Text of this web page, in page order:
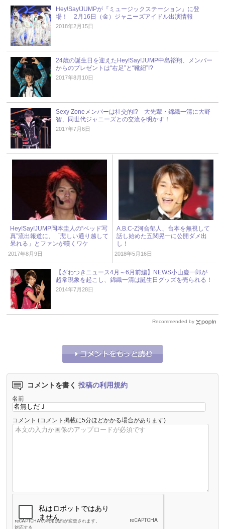
Hey!Say!JUMPが『ミュージックステーション』に登
場！ 2月16日（金）ジャニーズアイドル出演情報
2018年2月15日
24歳の誕生日を迎えたHey!Say!JUMP中島裕翔、メンバー
からのプレゼントは“右足”と“靴紐”!?
2017年8月10日
Sexy Zoneメンバーは社交的!? 大先輩・錦織一清に大野
智、同世代ジャニーズとの交流を明かす！
2017年7月6日
Hey!Say!JUMP岡本圭人の“ベッド写
真”流出報道に、「悲しい通り越して
呆れる」とファンが嘆くワケ
2017年8月9日
A.B.C-Z河合郁人、台本を無視して
話し始めた五関晃一に公開ダメ出
し！
2018年5月16日
【ざわつきニュース4月～6月前編】NEWS小山慶一郎が
超常現象を起こし、錦織一清は誕生日グッズを売られる！
2014年7月28日
Recommended by
コメントを書く 投稿の利用規約
名前
コメント (コメント掲載に5分ほどかかる場合があります)